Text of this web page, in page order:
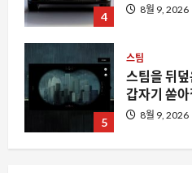
5
갑자기 쏟
1
스팀
스팀에서
는 이유와 실